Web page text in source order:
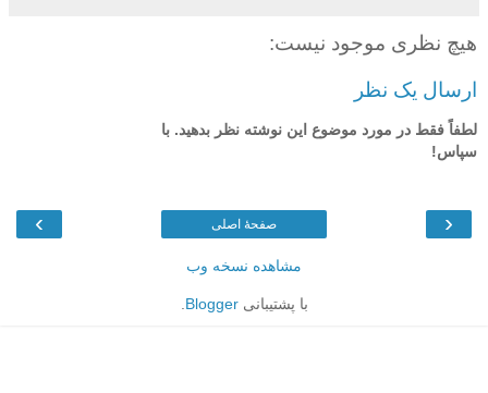
هیچ نظری موجود نیست:
ارسال یک نظر
لطفاً فقط در مورد موضوع این نوشته نظر بدهید. با
سپاس!
‹
› صفحهٔ اصلی
مشاهده نسخه وب
با پشتیبانیBlogger